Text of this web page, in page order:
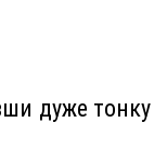
дуже тонку